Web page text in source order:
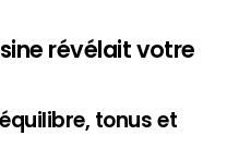
révélait votre
tonus et